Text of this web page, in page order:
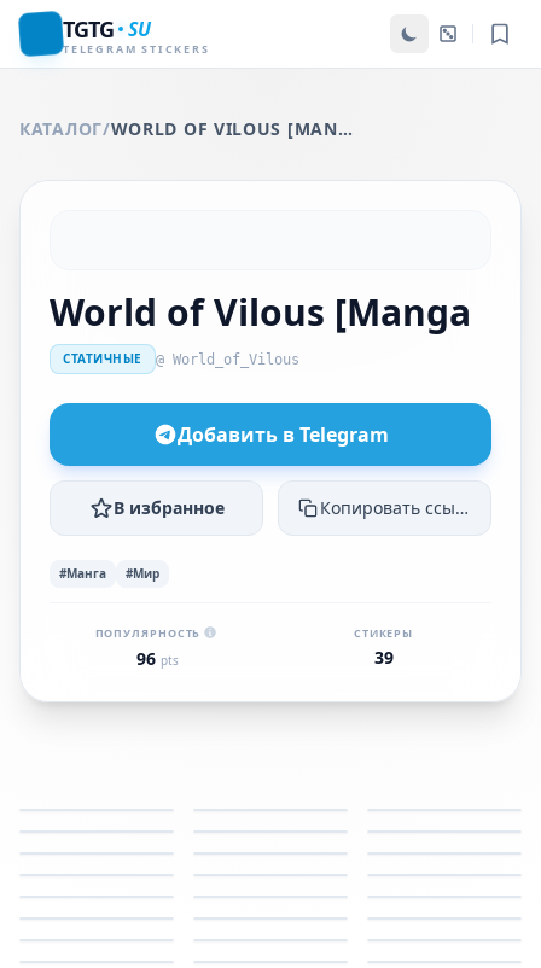
TGTG SU
TELEGRAM STICKERS
КАТАЛОГ/ WORLD OF VILOUS [MANGA
World of Vilous [Manga
СТАТИЧНЫЕ @ World_of_Vilous
Добавить в Telegram
В избранное Копировать ссылку
#Манга #Мир
ПОПУЛЯРНОСТЬ
96 pts
СТИКЕРЫ
39